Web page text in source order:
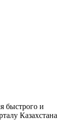
быстрого и
Казахстана